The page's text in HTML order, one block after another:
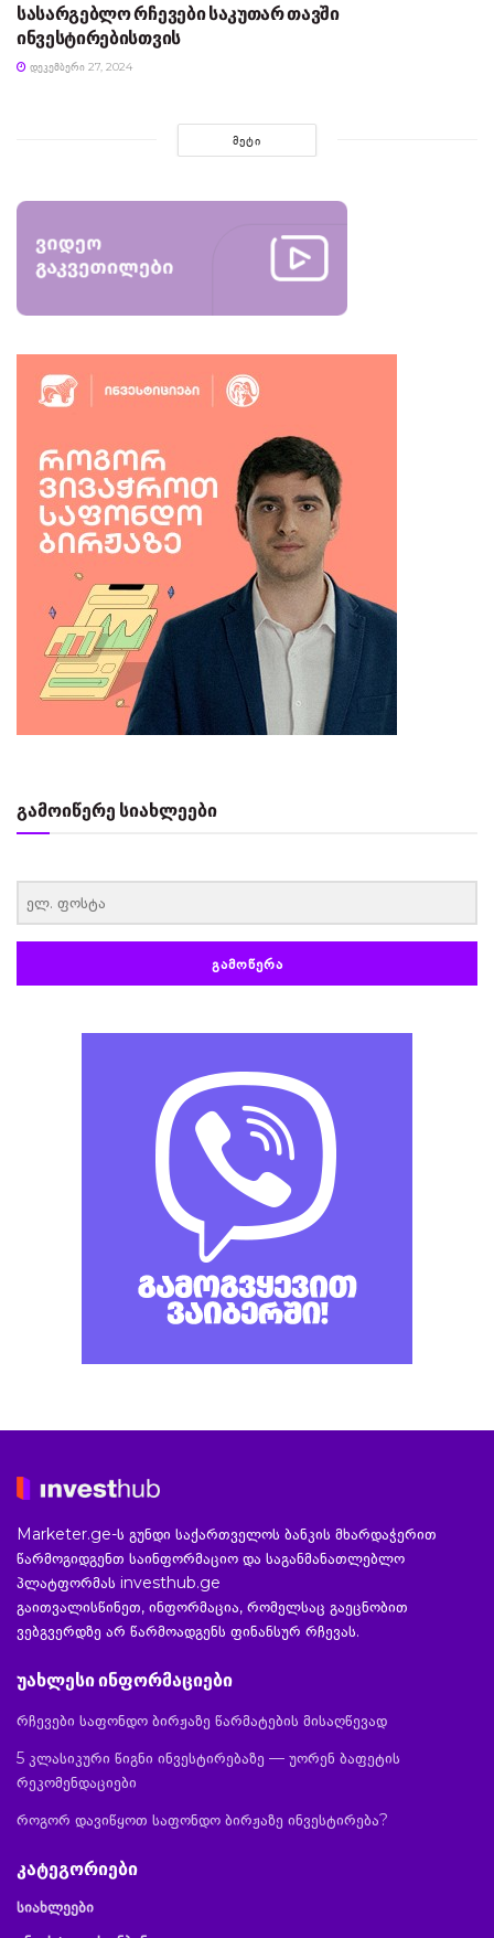
სასარგებლო რჩევები საკუთარ თავში
ინვესტირებისთვის
ᲓᲔᲙᲔᲛᲑᲔᲠᲘ 27, 2024
ᲛᲔᲢᲘ
გამოიწერე სიახლეები
ᲒᲐᲛᲝᲬᲔᲠᲐ
Marketer.ge-ს გუნდი საქართველოს ბანკის მხარდაჭერით
წარმოგიდგენთ საინფორმაციო და საგანმანათლებლო
პლატფორმას investhub.ge
გაითვალისწინეთ, ინფორმაცია, რომელსაც გაეცნობით
ვებგვერდზე არ წარმოადგენს ფინანსურ რჩევას.
უახლესი ინფორმაციები
რჩევები საფონდო ბირჟაზე წარმატების მისაღწევად
5 კლასიკური წიგნი ინვესტირებაზე — უორენ ბაფეტის
რეკომენდაციები
როგორ დავიწყოთ საფონდო ბირჟაზე ინვესტირება?
კატეგორიები
სიახლეები